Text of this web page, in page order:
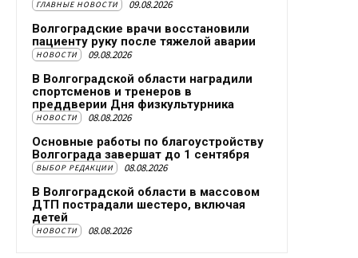
ГЛАВНЫЕ НОВОСТИ 09.08.2026
Волгоградские врачи восстановили
пациенту руку после тяжелой аварии
НОВОСТИ 09.08.2026
В Волгоградской области наградили
спортсменов и тренеров в
преддверии Дня физкультурника
НОВОСТИ 08.08.2026
Основные работы по благоустройству
Волгограда завершат до 1 сентября
ВЫБОР РЕДАКЦИИ 08.08.2026
В Волгоградской области в массовом
ДТП пострадали шестеро, включая
детей
НОВОСТИ 08.08.2026